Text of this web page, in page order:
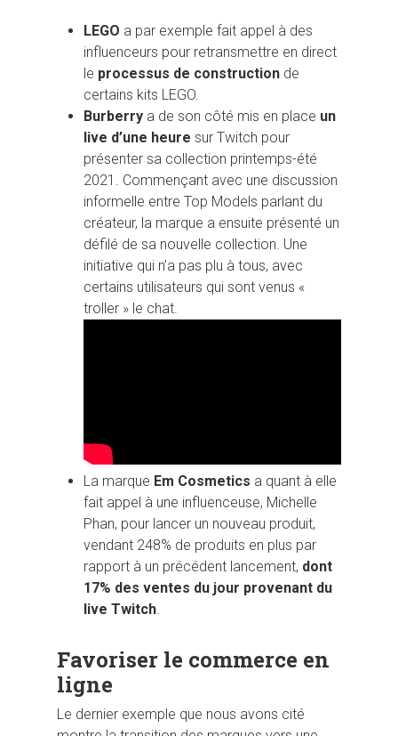
LEGO a par exemple fait appel à des
influenceurs pour retransmettre en direct
le processus de construction de
certains kits LEGO.
Burberry a de son côté mis en place un
live d’une heure sur Twitch pour
présenter sa collection printemps-été
2021. Commençant avec une discussion
informelle entre Top Models parlant du
créateur, la marque a ensuite présenté un
défilé de sa nouvelle collection. Une
initiative qui n’a pas plu à tous, avec
certains utilisateurs qui sont venus «
troller » le chat.
La marque Em Cosmetics a quant à elle
fait appel à une influenceuse, Michelle
Phan, pour lancer un nouveau produit,
vendant 248% de produits en plus par
rapport à un précédent lancement, dont
17% des ventes du jour provenant du
live Twitch
Favoriser le commerce en
ligne
Le dernier exemple que nous avons cité